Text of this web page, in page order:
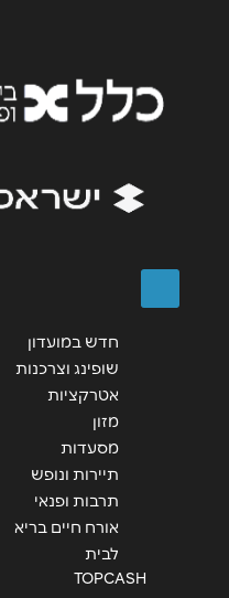
חדש במועדון
שופינג וצרכנות
אטרקציות
מזון
מסעדות
תיירות ונופש
תרבות ופנאי
אורח חיים בריא
לבית
TOPCASH